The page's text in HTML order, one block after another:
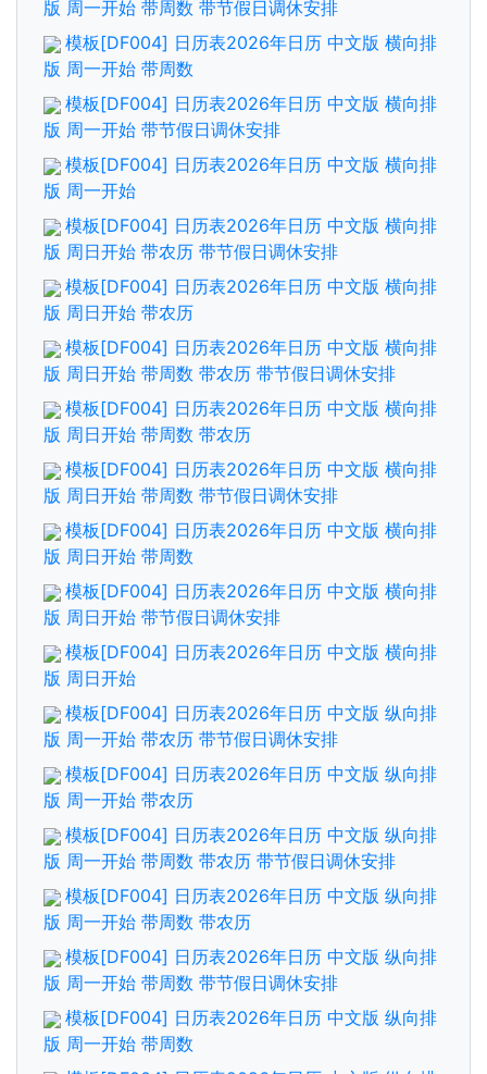
版 周一开始 带周数 带节假日调休安排
模板[DF004] 日历表2026年日历 中文版 横向排
版 周一开始 带周数
模板[DF004] 日历表2026年日历 中文版 横向排
版 周一开始 带节假日调休安排
模板[DF004] 日历表2026年日历 中文版 横向排
版 周一开始
模板[DF004] 日历表2026年日历 中文版 横向排
版 周日开始 带农历 带节假日调休安排
模板[DF004] 日历表2026年日历 中文版 横向排
版 周日开始 带农历
模板[DF004] 日历表2026年日历 中文版 横向排
版 周日开始 带周数 带农历 带节假日调休安排
模板[DF004] 日历表2026年日历 中文版 横向排
版 周日开始 带周数 带农历
模板[DF004] 日历表2026年日历 中文版 横向排
版 周日开始 带周数 带节假日调休安排
模板[DF004] 日历表2026年日历 中文版 横向排
版 周日开始 带周数
模板[DF004] 日历表2026年日历 中文版 横向排
版 周日开始 带节假日调休安排
模板[DF004] 日历表2026年日历 中文版 横向排
版 周日开始
模板[DF004] 日历表2026年日历 中文版 纵向排
版 周一开始 带农历 带节假日调休安排
模板[DF004] 日历表2026年日历 中文版 纵向排
版 周一开始 带农历
模板[DF004] 日历表2026年日历 中文版 纵向排
版 周一开始 带周数 带农历 带节假日调休安排
模板[DF004] 日历表2026年日历 中文版 纵向排
版 周一开始 带周数 带农历
模板[DF004] 日历表2026年日历 中文版 纵向排
版 周一开始 带周数 带节假日调休安排
模板[DF004] 日历表2026年日历 中文版 纵向排
版 周一开始 带周数